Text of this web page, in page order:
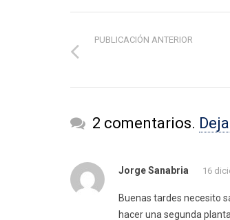
PUBLICACIÓN ANTERIOR
2 comentarios.
Jorge Sanabria 16
Buenas tardes necesito
hacer una segunda planta